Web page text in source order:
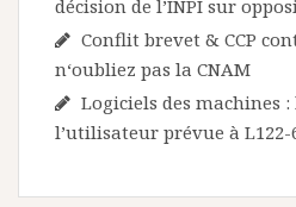
décision de l’INPI sur
Conflit brevet & CCP
n‘oubliez pas la CNAM
Logiciels des machines :
l’utilisateur prévue à L122-